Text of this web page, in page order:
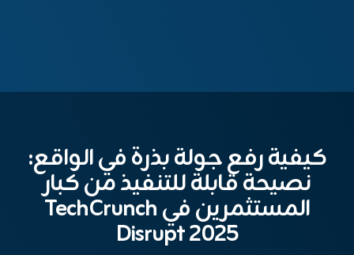
كيفية رفع جولة بذرة في الواقع:
نصيحة قابلة للتنفيذ من كبار
المستثمرين في TechCrunch
Disrupt 2025